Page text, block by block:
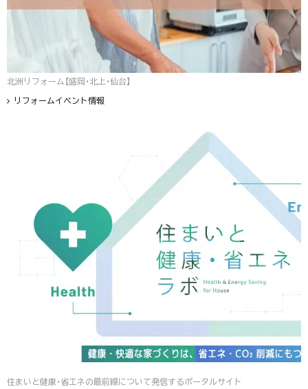
北洲リフォーム【盛岡・北上・仙台】
リフォームイベント情報
住まいと健康・省エネの最前線について発信するポータルサイト